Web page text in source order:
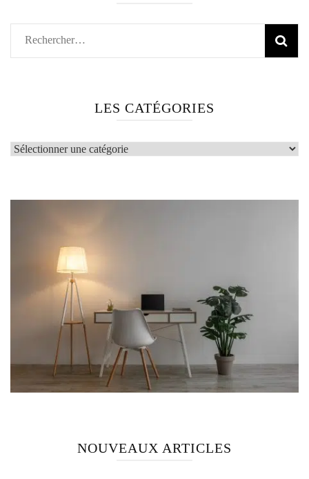
Rechercher :
LES CATÉGORIES
LES
NOUVEAUX ARTICLES